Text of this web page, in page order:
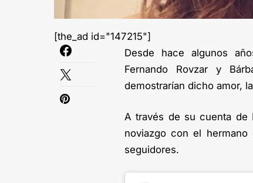
[the_ad id="147215"]
Desde hace algunos
Fernando Rovzar y
demostrarían dicho amor,
A través de su cuenta de
noviazgo con el hermano
seguidores.